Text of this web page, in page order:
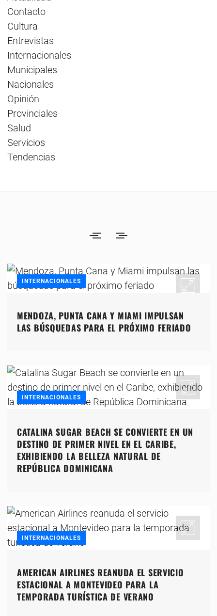
Contacto
Cultura
Entrevistas
Internacionales
Municipales
Nacionales
Opinión
Provinciales
Salud
Servicios
Tendencias
INTERNACIONALES
MENDOZA, PUNTA CANA Y MIAMI IMPULSAN
LAS BÚSQUEDAS PARA EL PRÓXIMO FERIADO
INTERNACIONALES
CATALINA SUGAR BEACH SE CONVIERTE EN UN
DESTINO DE PRIMER NIVEL EN EL CARIBE,
EXHIBIENDO LA BELLEZA NATURAL DE
REPÚBLICA DOMINICANA
INTERNACIONALES
AMERICAN AIRLINES REANUDA EL SERVICIO
ESTACIONAL A MONTEVIDEO PARA LA
TEMPORADA TURÍSTICA DE VERANO